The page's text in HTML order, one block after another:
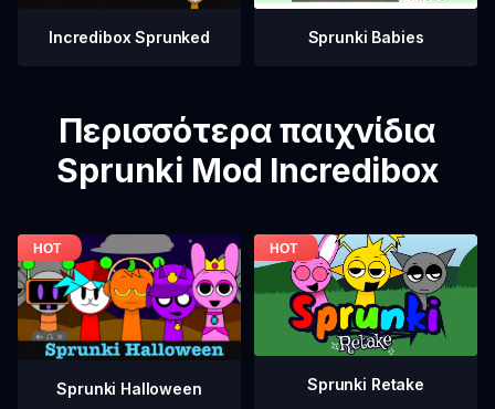
Incredibox Sprunked Sprunki Babies
Περισσότερα παιχνίδια
Sprunki Mod Incredibox
Sprunki Halloween Sprunki Retake